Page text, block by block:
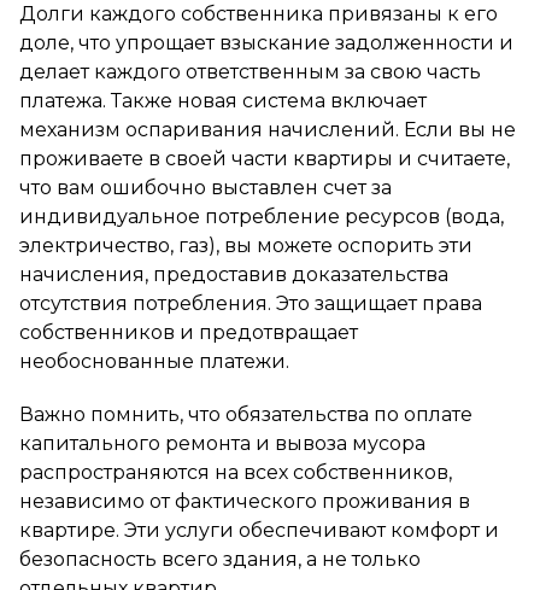
Долги каждого собственника привязаны к его
доле, что упрощает взыскание задолженности и
делает каждого ответственным за свою часть
платежа. Также новая система включает
механизм оспаривания начислений. Если вы не
проживаете в своей части квартиры и считаете,
что вам ошибочно выставлен счет за
индивидуальное потребление ресурсов (вода,
электричество, газ), вы можете оспорить эти
начисления, предоставив доказательства
отсутствия потребления. Это защищает права
собственников и предотвращает
необоснованные платежи.
Важно помнить, что обязательства по оплате
капитального ремонта и вывоза мусора
распространяются на всех собственников,
независимо от фактического проживания в
квартире. Эти услуги обеспечивают комфорт и
безопасность всего здания, а не только